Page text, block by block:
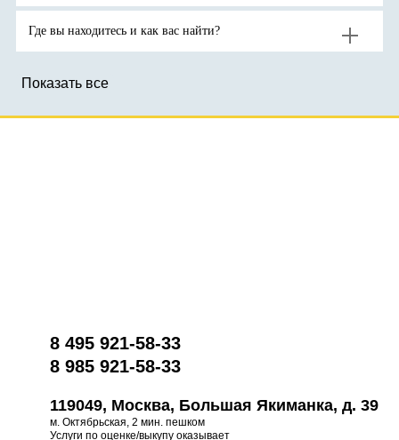
Где вы находитесь и как вас найти?
Показать все
8 495 921-58-33
8 985 921-58-33
119049, Москва, Большая Якиманка, д. 39
м. Октябрьская, 2 мин. пешком
Услуги по оценке/выкупу оказывает